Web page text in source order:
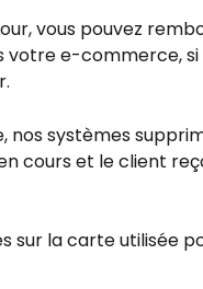
vous pouvez
votre e-commerce,
nos systèmes
cours et le client
sur la carte utilisée